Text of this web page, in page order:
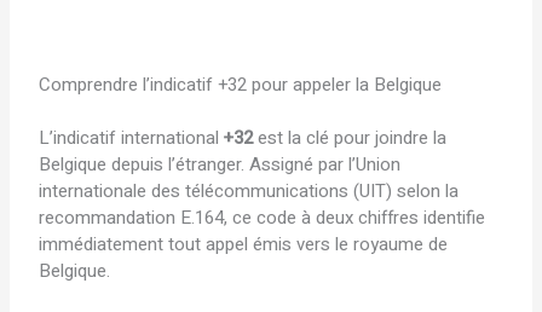
Comprendre l’indicatif +32 pour appeler la Belgique
L’indicatif international+32est la clé pour joindre la
Belgique depuis l’étranger. Assigné par l’Union
internationale des télécommunications (UIT) selon la
recommandation E.164, ce code à deux chiffres identifie
immédiatement tout appel émis vers le royaume de
Belgique.